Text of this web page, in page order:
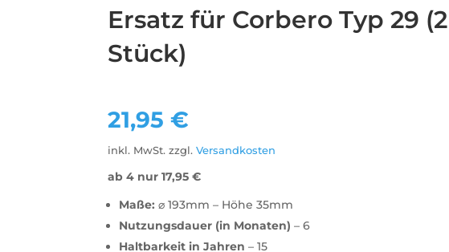
Ersatz für Corbero Typ 29 (2
Stück)
21,95€
inkl. MwSt. zzgl.Versandkosten
ab 4 nur17,95€
Maße: ⌀ 193mm – Höhe 35mm
Nutzungsdauer (in Monaten) – 6
Haltbarkeit in Jahren – 15